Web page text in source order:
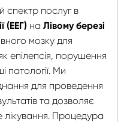
спектр послуг в
(ЕЕГ) на Лівому березі
мозку для
епілепсія, порушення
патології. Ми
для проведення
та дозволяє
лікування. Процедура